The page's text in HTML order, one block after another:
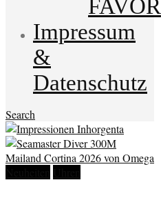
FAVOR
Impressum
&
Datenschutz
Search